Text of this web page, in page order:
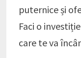
puternice și
Faci o
care te va